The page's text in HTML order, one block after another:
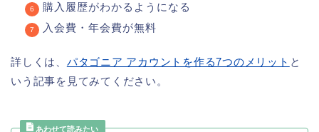
購入履歴がわかるようになる
入会費・年会費が無料
詳しくは、 パタゴニア アカウントを作る7つのメリット と
いう記事を見てみてください。